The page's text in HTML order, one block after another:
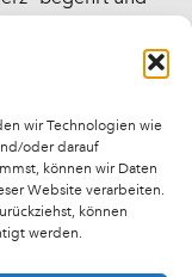
wir Technologien wie
oder darauf
können wir Daten
Website verarbeiten.
können
werden.
beantwortet.
Probleme
an.